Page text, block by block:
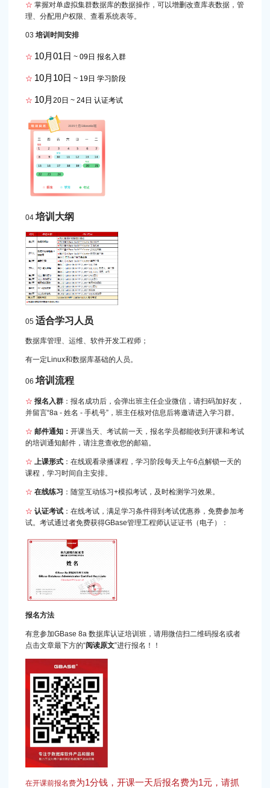
☆ 掌握对单虚拟集群数据库的数据操作，可以增删改查库表数据，管
理、分配用户权限、查看系统表等。
03 培训时间安排
☆ 10月01日 ~ 09日 报名入群
☆ 10月10日 ~ 19日 学习阶段
☆ 10月 20日 ~ 24日 认证考试
04 培训大纲
05 适合学习人员
数据库管理、运维、软件开发工程师；
有一定Linux和数据库基础的人员。
06 培训流程
☆ 报名入群 ：报名成功后，会弹出班主任企业微信，请扫码加好友，
并留言“8a - 姓名 - 手机号”，班主任核对信息后将邀请进入学习群。
☆ 邮件通知： 开课当天、考试前一天，报名学员都能收到开课和考试
的培训通知邮件，请注意查收您的邮箱。
☆ 上课形式 ：在线观看录播课程，学习阶段每天上午6点解锁一天的
课程，学习时间自主安排。
☆ 在线练习 ：随堂互动练习+模拟考试，及时检测学习效果。
☆ 认证考试 ：在线考试，满足学习条件得到考试优惠券，免费参加考
试。考试通过者免费获得GBase管理工程师认证证书（电子）：
报名方法
有意参加GBase 8a 数据库认证培训班，请用微信扫二维码报名或者
点击文章最下方的“阅读原文”进行报名！！
在开课前报名费为1分钱，开课一天后报名费为1元，请抓